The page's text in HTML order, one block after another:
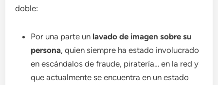
doble:
Por una parte un lavado de imagen sobre su
persona, quien siempre ha estado involucrado
en escándalos de fraude, piratería… en la red y
que actualmente se encuentra en un estado